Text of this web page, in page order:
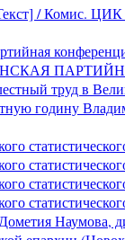
/ Комис.
ПАРТИЙНАЯ
труд в
годину
Наумова,